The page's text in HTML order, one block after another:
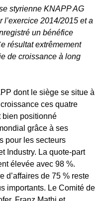
styrienne KNAPP AG
l’exercice 2014/2015 et a
un bénéfice
résultat extrêmement
de croissance à long
dont le siège se situe à
ces quatre
bien positionné
grâce à ses
pour les secteurs
Industry. La quote-part
élevée avec 98 %.
d’affaires de 75 % reste
importants. Le Comité de